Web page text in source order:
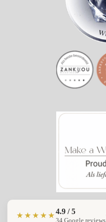
★★★★★4.9 / 5
34 Google reviews